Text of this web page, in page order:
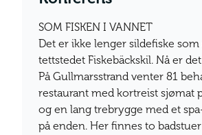
SOM FISKEN I VANNET
Det er ikke lenger sildefiske
tettstedet Fiskebäckskil. Nå er
På Gullmarsstrand venter 81
restaurant med kortreist sjømat
og en lang trebrygge med et
på enden. Her finnes to